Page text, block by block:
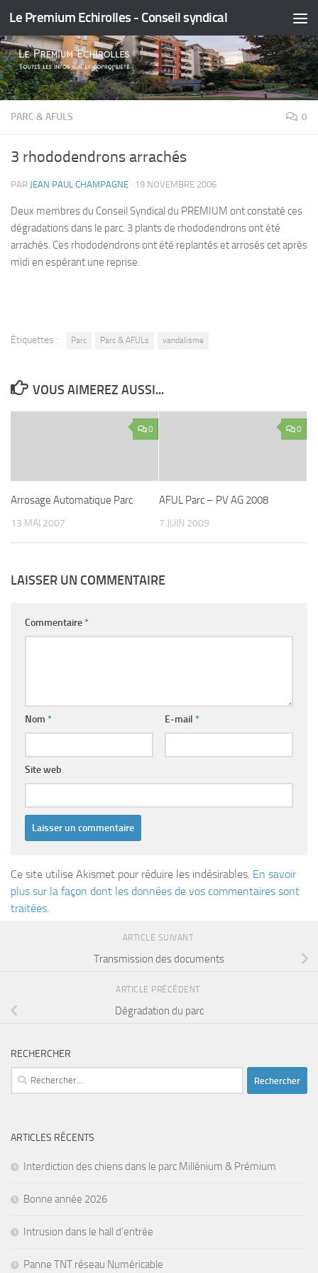
Skip to content
Le Premium Echirolles - Conseil syndical
PARC & AFULS 0
3 rhododendrons arrachés
PAR JEAN PAUL CHAMPAGNE · 19 NOVEMBRE 2006
Deux membres du Conseil Syndical du PREMIUM ont constaté ces
dégradations dans le parc. 3 plants de rhododendrons ont été
arrachés. Ces rhododendrons ont été replantés et arrosés cet après
midi en espérant une reprise.
Étiquettes : Parc Parc & AFULs vandalisme
VOUS AIMEREZ AUSSI...
0
Arrosage Automatique Parc
13 MAI 2007
0
AFUL Parc – PV AG 2008
7 JUIN 2009
LAISSER UN COMMENTAIRE
Commentaire*
Nom * E-mail *
Site web
Ce site utilise Akismet pour réduire les indésirables. En savoir
plus sur la façon dont les données de vos commentaires sont
traitées.
ARTICLE SUIVANT
Transmission des documents
ARTICLE PRÉCÉDENT
Dégradation du parc
RECHERCHER
Rechercher :
ARTICLES RÉCENTS
Interdiction des chiens dans le parc Millénium & Prémium
Bonne année 2026
Intrusion dans le hall d’entrée
Panne TNT réseau Numéricable